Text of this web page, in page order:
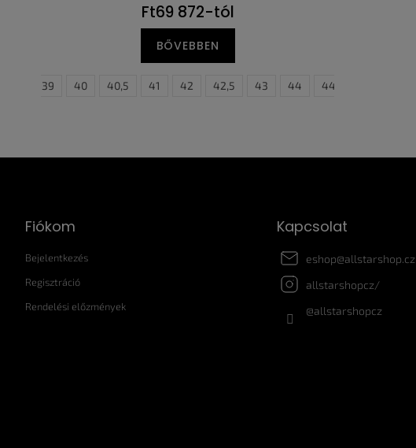
Ft69 872-tól
BŐVEBBEN
39 40 40,5 41 42 42,5 43 44 44,5
L
Fiókom
Bejelentkezés
Regisztráció
Rendelési előzmények
Kapcsolat
eshop@allstarshop.cz
allstarshopcz/
@allstarshopcz